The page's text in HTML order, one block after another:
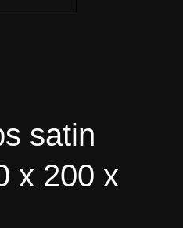
satin
x 200 x